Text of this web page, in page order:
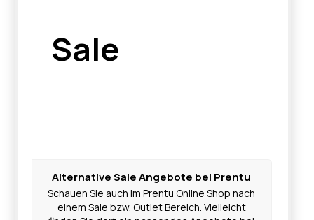
Sale
Alternative Sale Angebote bei Prentu
Schauen Sie auch im Prentu Online Shop nach
einem Sale bzw. Outlet Bereich. Vielleicht